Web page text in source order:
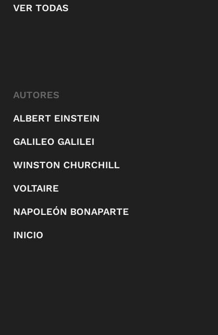
VER TODAS
AUTORES
ALBERT EINSTEIN
GALILEO GALILEI
WINSTON CHURCHILL
VOLTAIRE
NAPOLEÓN BONAPARTE
INICIO